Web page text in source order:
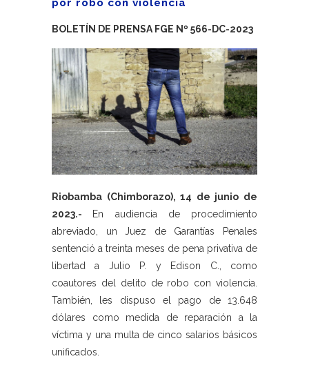
por robo con violencia
BOLETÍN DE PRENSA FGE Nº 566-DC-2023
Riobamba (Chimborazo), 14 de junio de
2023.-
En audiencia de procedimiento
abreviado, un Juez de Garantías Penales
sentenció a treinta meses de pena privativa de
libertad a Julio P. y Edison C., como
coautores del delito de robo con violencia.
También, les dispuso el pago de 13.648
dólares como medida de reparación a la
víctima y una multa de cinco salarios básicos
unificados.